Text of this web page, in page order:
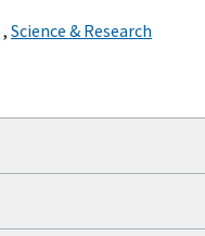
, Science & Research